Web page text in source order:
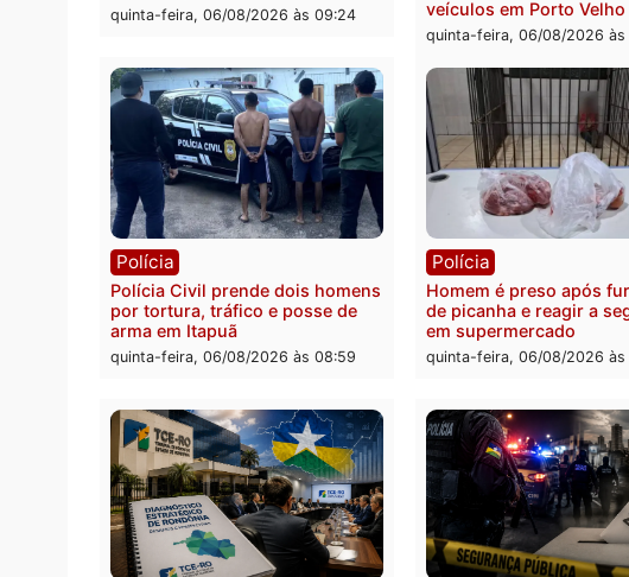
pode levar à perda do mandato
quinta-feira, 06/08/2026 às 18:20
quinta-feira, 06/
Polícia
Homem é esfaqueado no tórax
quinta-feira, 06/08/2026 às 09:24
Polícia
Três suspeitos
veículos em
quinta-feira, 06/